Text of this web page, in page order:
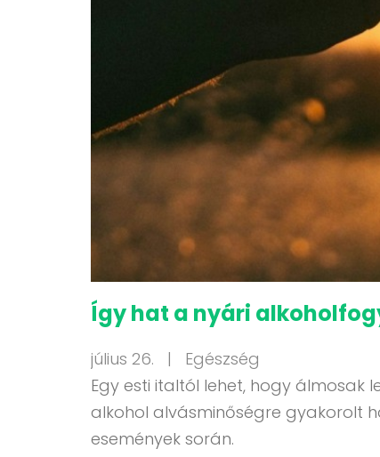
Így hat a nyári
július 26. | Egészség
Egy esti italtól lehet, hogy álmosak
alkohol alvásminőségre gyakorolt
események során.